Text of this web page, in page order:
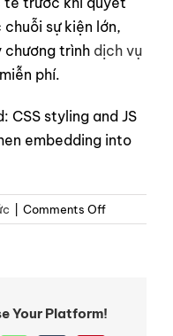
sự kiện lớn,
chương trình dịch vụ
phí.
CSS styling and JS
embedding into
Comments Offon
Tại
Cho
Your Platform!